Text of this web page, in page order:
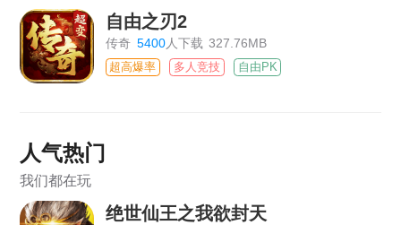
自由之刃2
传奇 5400人下载 327.76MB
超高爆率 多人竞技 自由PK
人气热门
我们都在玩
绝世仙王之我欲封天